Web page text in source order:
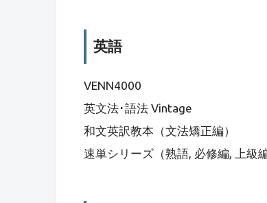
英語
VENN4000
英文法･語法 Vintage
和文英訳教本（文法矯正編）
速単シリーズ（熟語, 必修編, 上級編